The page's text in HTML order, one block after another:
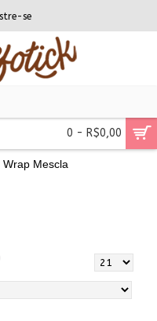
se
0 - R$0,00
Wrap Mescla